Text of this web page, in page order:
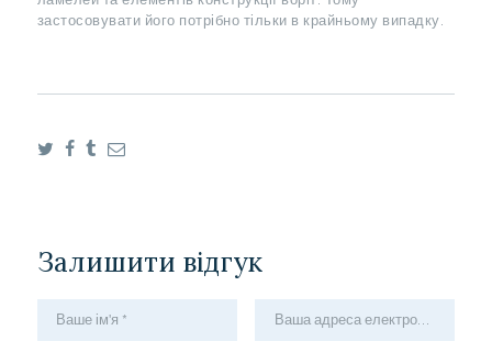
застосовувати його потрібно тільки в крайньому випадку.
Залишити відгук